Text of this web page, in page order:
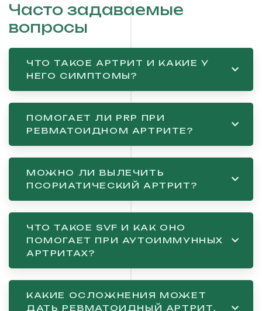
Часто задаваемые
вопросы
ЧТО ТАКОЕ АРТРИТ И КАКИЕ У
НЕГО СИМПТОМЫ?
ПОМОГАЕТ ЛИ PRP ПРИ
РЕВМАТОИДНОМ АРТРИТЕ?
МОЖНО ЛИ ВЫЛЕЧИТЬ
ПСОРИАТИЧЕСКИЙ АРТРИТ?
ЧТО ТАКОЕ SVF И КАК ОНО
ПОМОГАЕТ ПРИ АУТОИММУННЫХ
АРТРИТАХ?
КАКИЕ ОСЛОЖНЕНИЯ МОЖЕТ
ДАТЬ РЕВМАТОИДНЫЙ АРТРИТ,